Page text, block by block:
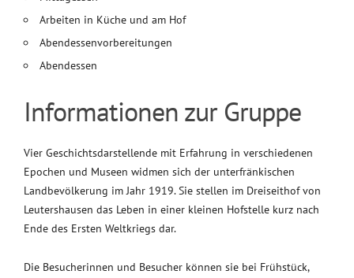
Arbeiten in Küche und am Hof
Abendessenvorbereitungen
Abendessen
Informationen zur Gruppe
Vier Geschichtsdarstellende mit Erfahrung in verschiedenen
Epochen und Museen widmen sich der unterfränkischen
Landbevölkerung im Jahr 1919. Sie stellen im Dreiseithof von
Leutershausen das Leben in einer kleinen Hofstelle kurz nach
Ende des Ersten Weltkriegs dar.
Die Besucherinnen und Besucher können sie bei Frühstück,